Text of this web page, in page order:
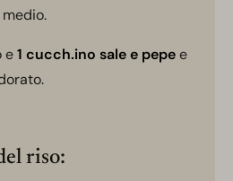
e1 cucch.ino sale e pepee
riso: